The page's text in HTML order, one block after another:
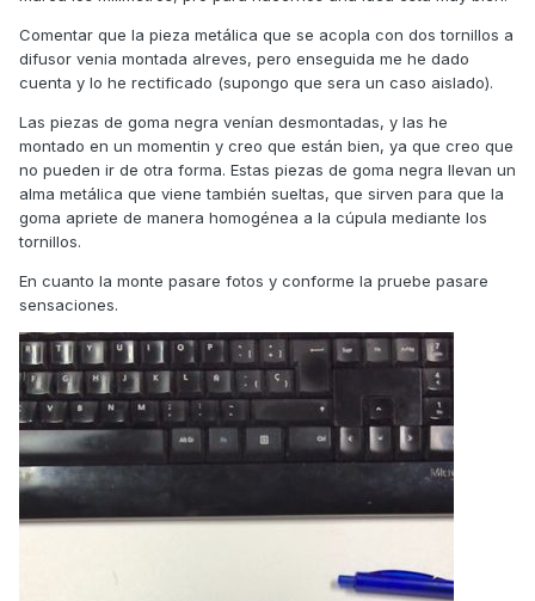
Comentar que la pieza metálica que se acopla con dos tornillos a
difusor venia montada alreves, pero enseguida me he dado
cuenta y lo he rectificado (supongo que sera un caso aislado).
Las piezas de goma negra venían desmontadas, y las he
montado en un momentin y creo que están bien, ya que creo que
no pueden ir de otra forma. Estas piezas de goma negra llevan un
alma metálica que viene también sueltas, que sirven para que la
goma apriete de manera homogénea a la cúpula mediante los
tornillos.
En cuanto la monte pasare fotos y conforme la pruebe pasare
sensaciones.